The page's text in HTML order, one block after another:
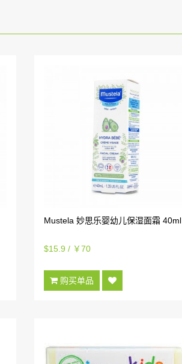
Mustela 妙思乐婴幼儿保湿面霜 40ml
$15.9 / ￥70
购买单品